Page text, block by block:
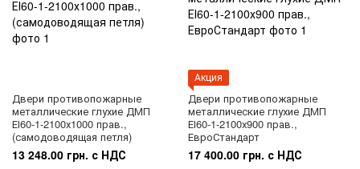
Двери противопожарные
металлические глухие ДМП
ЕІ60-1-2100х1000 прав.,
(самодоводящая петля)
13 248.00 грн. с НДС
Акция
Двери противопожарные
металлические глухие ДМП
ЕІ60-1-2100х900 прав.,
ЕвроСтандарт
17 400.00 грн. с НДС